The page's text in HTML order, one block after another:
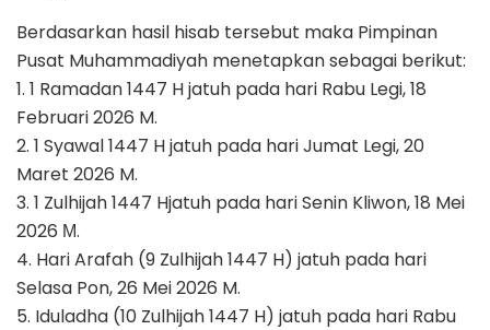
Berdasarkan hasil hisab tersebut maka Pimpinan
Pusat Muhammadiyah menetapkan sebagai berikut:
1. 1 Ramadan 1447 H jatuh pada hari Rabu Legi, 18
Februari 2026 M.
2. 1 Syawal 1447 H jatuh pada hari Jumat Legi, 20
Maret 2026 M.
3. 1 Zulhijah 1447 Hjatuh pada hari Senin Kliwon, 18 Mei
2026 М.
4. Hari Arafah (9 Zulhijah 1447 H) jatuh pada hari
Selasa Pon, 26 Mei 2026 M.
5. Iduladha (10 Zulhijah 1447 H) jatuh pada hari Rabu